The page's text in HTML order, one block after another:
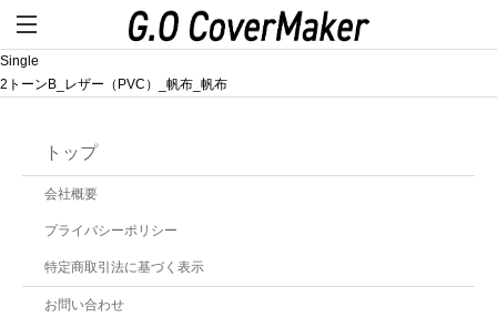
Single
2トーンB_レザー（PVC）_帆布_帆布
トップ
会社概要
プライバシーポリシー
特定商取引法に基づく表示
お問い合わせ